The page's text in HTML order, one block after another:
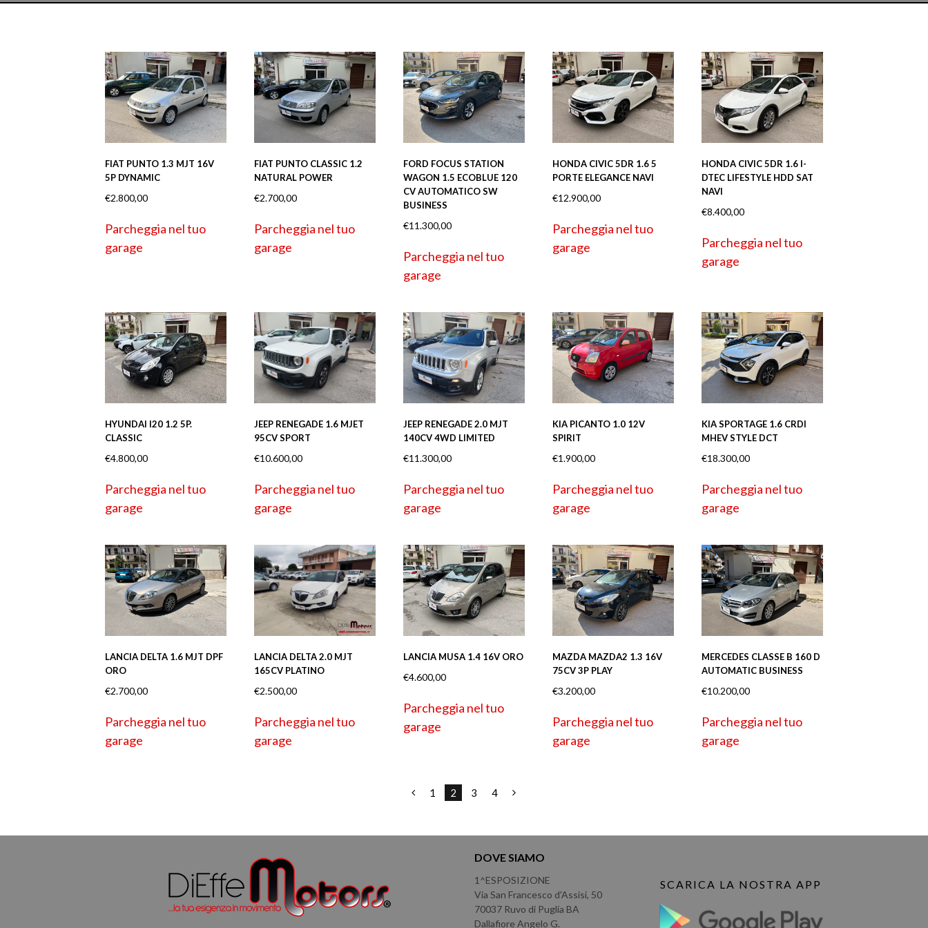
FIAT PUNTO 1.3 MJT 16V
5P DYNAMIC
€2.800,00
Parcheggia nel tuo
garage
FIAT PUNTO CLASSIC 1.2
NATURAL POWER
€2.700,00
Parcheggia nel tuo
garage
FORD FOCUS STATION
WAGON 1.5 ECOBLUE 120
CV AUTOMATICO SW
BUSINESS
€11.300,00
Parcheggia nel tuo
garage
HONDA CIVIC 5DR 1.6 5
PORTE ELEGANCE NAVI
€12.900,00
Parcheggia nel tuo
garage
HONDA CIVIC 5DR 1.6 I-
DTEC LIFESTYLE HDD SAT
NAVI
€8.400,00
Parcheggia nel tuo
garage
HYUNDAI I20 1.2 5P.
CLASSIC
€4.800,00
Parcheggia nel tuo
garage
JEEP RENEGADE 1.6 MJET
95CV SPORT
€10.600,00
Parcheggia nel tuo
garage
JEEP RENEGADE 2.0 MJT
140CV 4WD LIMITED
€11.300,00
Parcheggia nel tuo
garage
KIA PICANTO 1.0 12V
SPIRIT
€1.900,00
Parcheggia nel tuo
garage
KIA SPORTAGE 1.6 CRDI
MHEV STYLE DCT
€18.300,00
Parcheggia nel tuo
garage
LANCIA DELTA 1.6 MJT DPF
ORO
€2.700,00
Parcheggia nel tuo
garage
LANCIA DELTA 2.0 MJT
165CV PLATINO
€2.500,00
Parcheggia nel tuo
garage
LANCIA MUSA 1.4 16V ORO
€4.600,00
Parcheggia nel tuo
garage
MAZDA MAZDA2 1.3 16V
75CV 3P PLAY
€3.200,00
Parcheggia nel tuo
garage
MERCEDES CLASSE B 160 D
AUTOMATIC BUSINESS
€10.200,00
Parcheggia nel tuo
garage
1 2 3 4
DOVE SIAMO
1^ESPOSIZIONE
Via San Francesco d'Assisi, 50
70037 Ruvo di Puglia BA
Dallafiore Angelo G.
SCARICA LA NOSTRA APP